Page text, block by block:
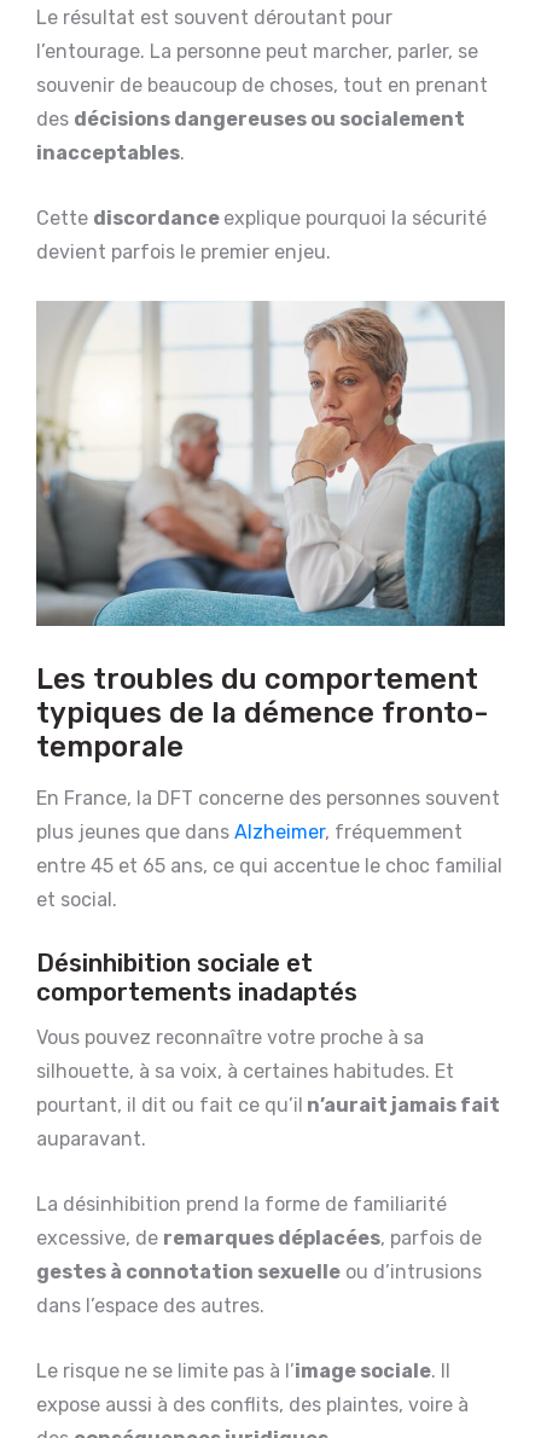
Le résultat est souvent déroutant pour
l’entourage. La personne peut marcher, parler, se
souvenir de beaucoup de choses, tout en prenant
des décisions dangereuses ou socialement
inacceptables.
Cette discordance explique pourquoi la sécurité
devient parfois le premier enjeu.
Les troubles du comportement
typiques de la démence fronto-
temporale
En France, la DFT concerne des personnes souvent
plus jeunes que dans Alzheimer, fréquemment
entre 45 et 65 ans, ce qui accentue le choc familial
et social.
Désinhibition sociale et
comportements inadaptés
Vous pouvez reconnaître votre proche à sa
silhouette, à sa voix, à certaines habitudes. Et
pourtant, il dit ou fait ce qu’il n’aurait jamais fait
auparavant.
La désinhibition prend la forme de familiarité
excessive, de remarques déplacées, parfois de
gestes à connotation sexuelle ou d’intrusions
dans l’espace des autres.
Le risque ne se limite pas à l’image sociale. Il
expose aussi à des conflits, des plaintes, voire à